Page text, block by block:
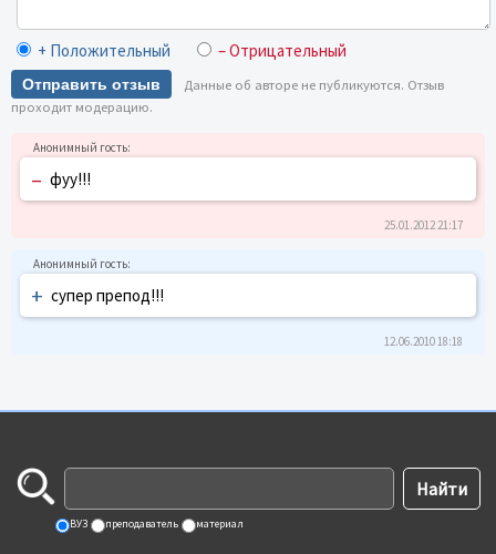
+ Положительный – Отрицательный
Отправить отзыв
Данные об авторе не публикуются. Отзыв
проходит модерацию.
– фуу!!!
25.01.2012 21:17
+ супер препод!!!
12.06.2010 18:18
ВУЗ преподаватель материал